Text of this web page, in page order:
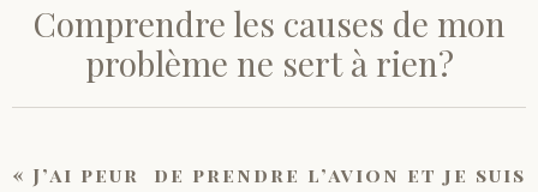
Prendre rendez vous
Psychanalyse et féministe
Comprendre les causes de mon
problème ne sert à rien?
« J’ai peur de prendre l’avion et je suis